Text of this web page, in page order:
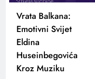
Vrata Balkana:
Emotivni Svijet
Eldina
Huseinbegovića
Kroz Muziku